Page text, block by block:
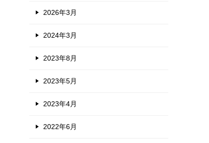
2026年3月
2024年3月
2023年8月
2023年5月
2023年4月
2022年6月